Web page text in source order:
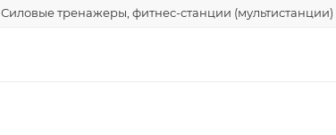
Силовые тренажеры, фитнес-станции (мультистанции)